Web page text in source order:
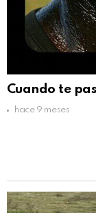
Cuando te
hace 9 meses